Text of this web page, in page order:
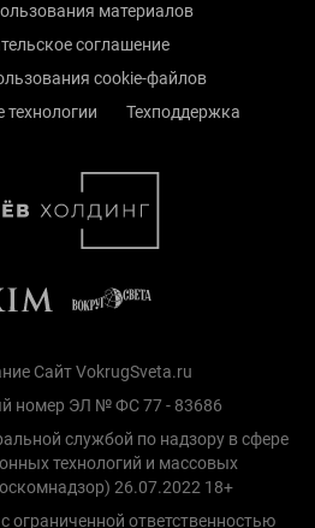
материалов
соглашение
cookie-файлов
Техподдержка
Сайт VokrugSveta.ru
номер ЭЛ № ФС 77 - 83686
службой по надзору в сфере
технологий и массовых
26.07.2022 18+
ограниченной ответственностью